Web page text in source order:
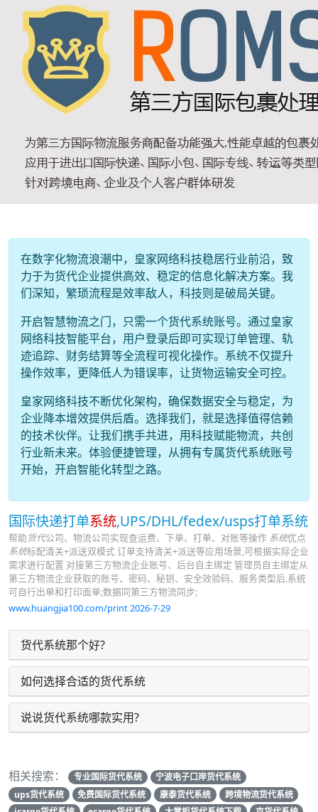
在数字化物流浪潮中，皇家网络科技稳居行业前沿，致
力于为货代企业提供高效、稳定的信息化解决方案。我
们深知，繁琐流程是效率敌人，科技则是破局关键。
开启智慧物流之门，只需一个货代系统账号。通过皇家
网络科技智能平台，用户登录后即可实现订单管理、轨
迹追踪、财务结算等全流程可视化操作。系统不仅提升
操作效率，更降低人为错误率，让货物运输安全可控。
皇家网络科技不断优化架构，确保数据安全与稳定，为
企业降本增效提供后盾。选择我们，就是选择值得信赖
的技术伙伴。让我们携手共进，用科技赋能物流，共创
行业新未来。体验便捷管理，从拥有专属货代系统账号
开始，开启智能化转型之路。
国际快递打单系统,UPS/DHL/fedex/usps打单系统
帮助 货代公司、物流公司实现查运费、下单、打单、对账等操作 系统优点
系统标配清关+派送双模式 订单支持清关+派送等应用场景,可根据实际企业
需求进行配置 对接第三方物流企业账号、后台自主绑定 管理员自主绑定从
第三方物流企业获取的账号、密码、秘钥、安全效验码、服务类型后,系统
可自行出单和打印面单;数据同第三方物流同步;
www.huangjia100.com/print 2026-7-29
货代系统那个好?
如何选择合适的货代系统
说说货代系统哪款实用?
相关搜索： 专业国际货代系统
宁波电子口岸货代系统
ups货代系统
免费国际货代系统 康泰货代系统
跨境物流货代系统